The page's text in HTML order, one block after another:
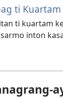
ti Kuartam
ti kuartam
inton